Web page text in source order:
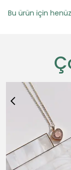
Bu ürün için